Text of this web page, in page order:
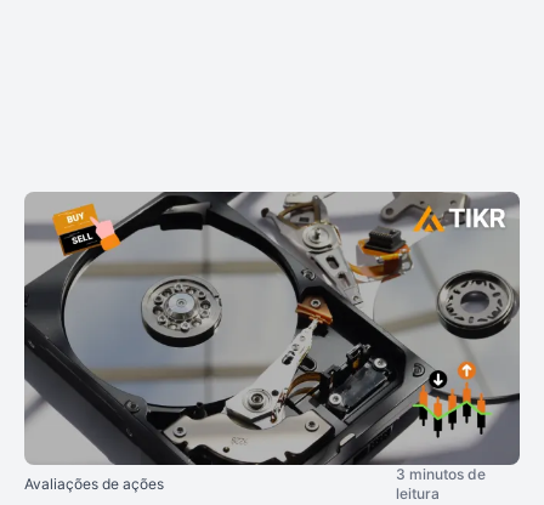
Avaliações de ações
3 minutos de
leitura